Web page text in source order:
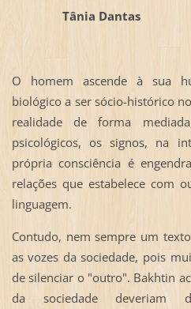
Tânia Dantas
O homem ascende à sua
biológico a ser sócio-histórico
realidade de forma
psicológicos, os signos, na
própria consciência é
relações que estabelece com
linguagem.
Contudo, nem sempre um
as vozes da sociedade, pois
de silenciar o "outro". Bakhtin
da sociedade deveriam